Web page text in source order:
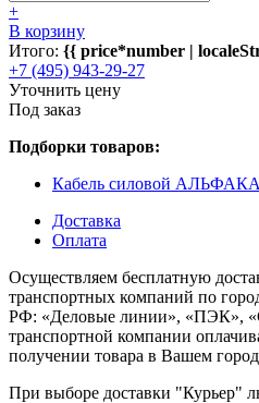
+
В корзину
Итого: {{ price*number |
+7 (495) 943-29-27
Уточнить цену
Под заказ
Подборки товаров:
Кабель силовой
Доставка
Оплата
Осуществляем бесплатную
транспортных компаний по
РФ: «Деловые линии», «ПЭК»,
транспортной компании
получении товара в Вашем
При выборе доставки "Курьер"